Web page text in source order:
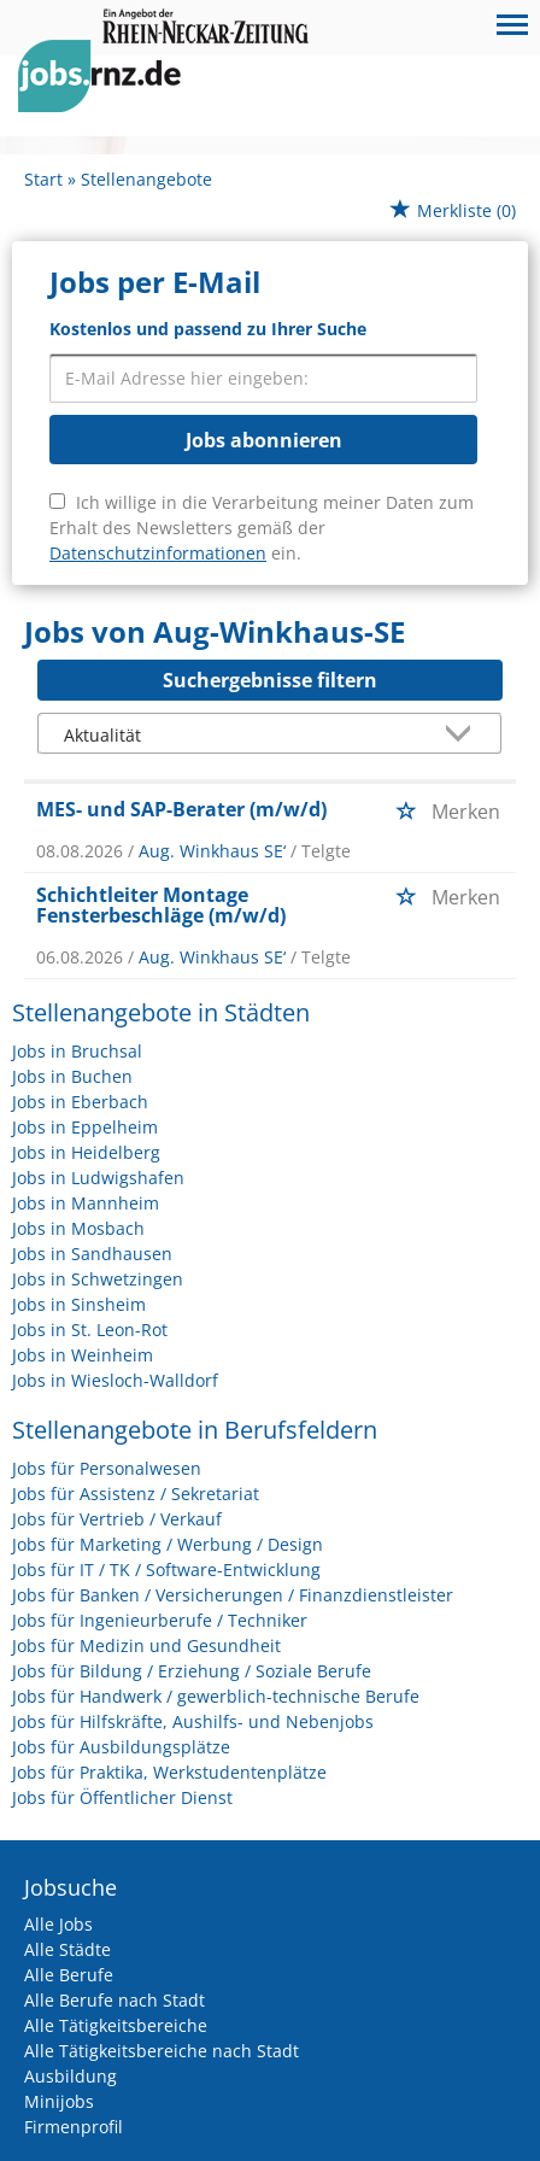
Start
Stellenangebote
Merkliste (0)
Jobs per E-Mail
Kostenlos und passend zu Ihrer Suche
Jobs abonnieren
Ich willige in die Verarbeitung meiner Daten zum
Erhalt des Newsletters gemäß der
Datenschutzinformationen ein.
Jobs von Aug-Winkhaus-SE
Suchergebnisse filtern
MES- und SAP-Berater (m/w/d) Merken
08.08.2026 / Aug. Winkhaus SE‘ / Telgte
Schichtleiter Montage
Fensterbeschläge (m/w/d)
Merken
06.08.2026 / Aug. Winkhaus SE‘ / Telgte
Stellenangebote in Städten
Jobs in Bruchsal
Jobs in Buchen
Jobs in Eberbach
Jobs in Eppelheim
Jobs in Heidelberg
Jobs in Ludwigshafen
Jobs in Mannheim
Jobs in Mosbach
Jobs in Sandhausen
Jobs in Schwetzingen
Jobs in Sinsheim
Jobs in St. Leon-Rot
Jobs in Weinheim
Jobs in Wiesloch-Walldorf
Stellenangebote in Berufsfeldern
Jobs für Personalwesen
Jobs für Assistenz / Sekretariat
Jobs für Vertrieb / Verkauf
Jobs für Marketing / Werbung / Design
Jobs für IT / TK / Software-Entwicklung
Jobs für Banken / Versicherungen / Finanzdienstleister
Jobs für Ingenieurberufe / Techniker
Jobs für Medizin und Gesundheit
Jobs für Bildung / Erziehung / Soziale Berufe
Jobs für Handwerk / gewerblich-technische Berufe
Jobs für Hilfskräfte, Aushilfs- und Nebenjobs
Jobs für Ausbildungsplätze
Jobs für Praktika, Werkstudentenplätze
Jobs für Öffentlicher Dienst
Jobsuche
Alle Jobs
Alle Städte
Alle Berufe
Alle Berufe nach Stadt
Alle Tätigkeitsbereiche
Alle Tätigkeitsbereiche nach Stadt
Ausbildung
Minijobs
Firmenprofil